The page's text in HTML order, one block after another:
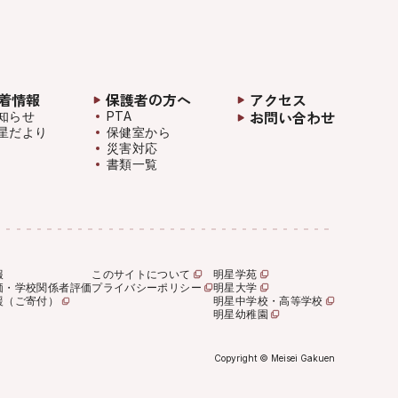
情報
らせ
だより
保護者の方へ
PTA
保健室から
災害対応
書類一覧
アクセス
お問い合わせ
・学校関係者評価
ご寄付）
このサイトについて
プライバシーポリシー
明星学苑
明星大学
明星中学校・高等学校
明星幼稚園
Copyright © Meisei Gakuen